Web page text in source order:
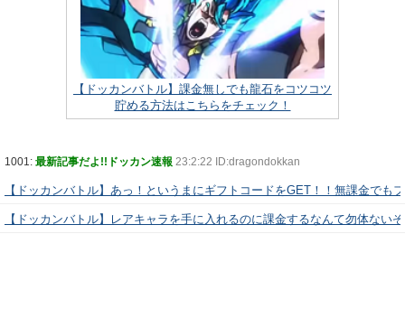
【ドッカンバトル】課金無しでも龍石をコツコツ
貯める方法はこちらをチェック！
1001: 最新記事だよ!!ドッカン速報 23:2:22 ID:dragondokkan
【ドッカンバトル】あっ！というまにギフトコードをGET！！無課金でも
【ドッカンバトル】レアキャラを手に入れるのに課金するなんて勿体ない